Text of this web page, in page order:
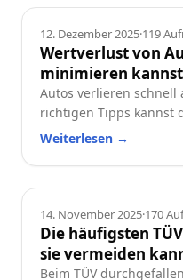
Ratgeber
12. Dezember 2025·119
Wertverlust von
minimieren kannst
Autos verlieren schnell
richtigen Tipps kannst
reduzieren. Erfahre,
wertstabil hältst.
Weiterlesen →
Ratgeber
14. November 2025·170
Die häufigsten
sie vermeiden
Beim TÜV